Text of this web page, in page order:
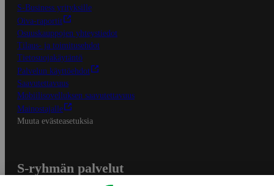
S-Business yrityksille
Oiva-raportit
Osuuskauppojen yhteystiedot
Tilaus- ja toimitusehdot
Tietosuojakäytäntö
Palvelun käyttöehdot
Saavutettavuus
Mobiilisovelluksen saavutettavuus
Mainostajalle
Muuta evästeasetuksia
S-ryhmän palvelut